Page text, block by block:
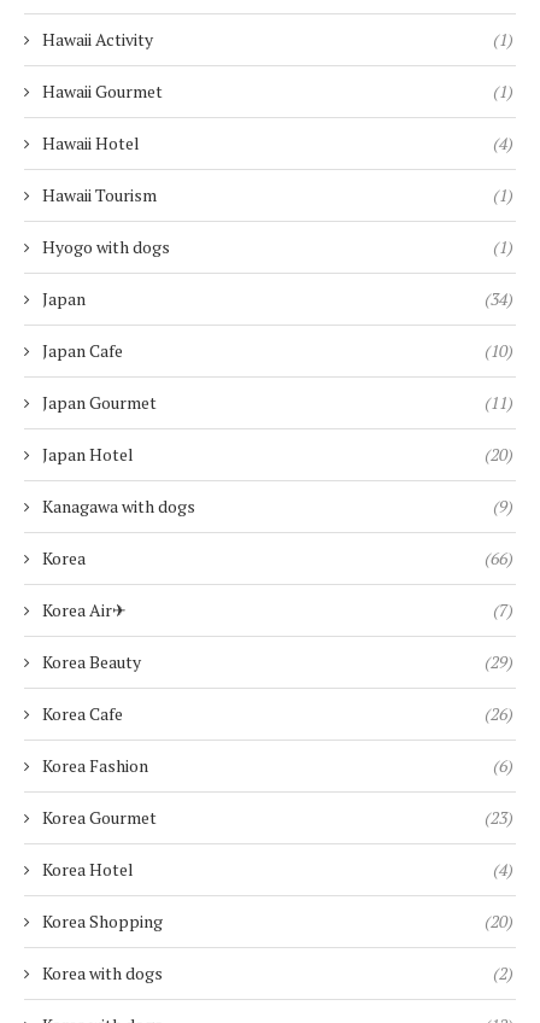
Hawaii Activity (1)
Hawaii Gourmet (1)
Hawaii Hotel (4)
Hawaii Tourism (1)
Hyogo with dogs (1)
Japan (34)
Japan Cafe (10)
Japan Gourmet (11)
Japan Hotel (20)
Kanagawa with dogs (9)
Korea (66)
Korea Air✈︎ (7)
Korea Beauty (29)
Korea Cafe (26)
Korea Fashion (6)
Korea Gourmet (23)
Korea Hotel (4)
Korea Shopping (20)
Korea with dogs (2)